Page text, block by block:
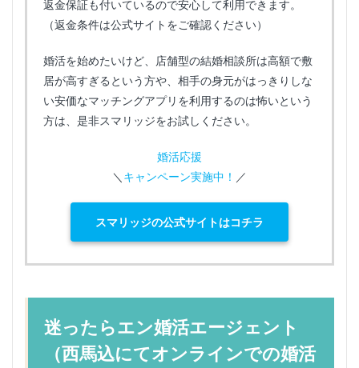
返金保証も付いているので安心して利用できます。
（返金条件は公式サイトをご確認ください）
婚活を始めたいけど、店舗型の結婚相談所は高額で敷
居が高すぎるという方や、相手の身元がはっきりしな
い安価なマッチングアプリを利用するのは怖いという
方は、是非スマリッジをお試しください。
婚活応援
＼ キャンペーン実施中！ ／
スマリッジの公式サイトはコチラ
迷ったらエン婚活エージェント
（西馬込にてオンラインでの婚活